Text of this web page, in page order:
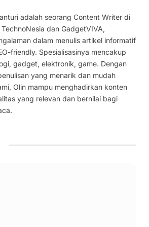
adalah seorang Content Writer di
dan GadgetVIVA,
dalam menulis artikel informatif
friendly. Spesialisasinya mencakup
gadget, elektronik, game. Dengan
yang menarik dan mudah
Olin mampu menghadirkan konten
yang relevan dan bernilai bagi